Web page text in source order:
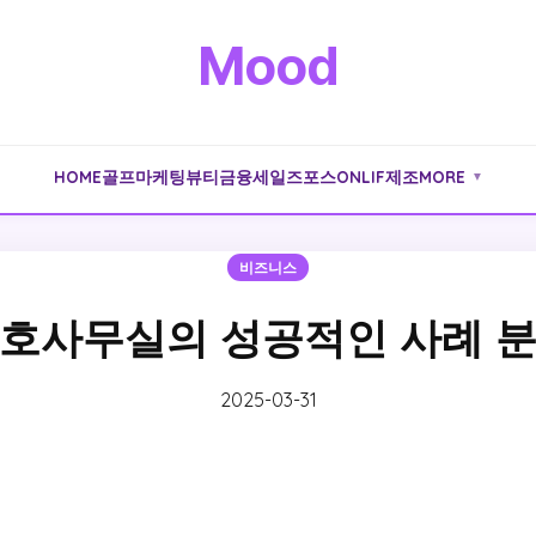
Mood
HOME골프마케팅뷰티금융세일즈포스ONLIF제조MORE ▼
비즈니스
사무실의 성공적인 사례
2025-03-31